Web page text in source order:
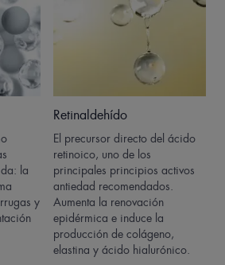
la
y
Retinaldehído
El precursor directo del ácido
retinoico, uno de los
principales principios activos
antiedad recomendados.
Aumenta la renovación
epidérmica e induce la
producción de colágeno,
elastina y ácido hialurónico.